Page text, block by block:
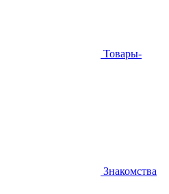
Товары-
Знакомства